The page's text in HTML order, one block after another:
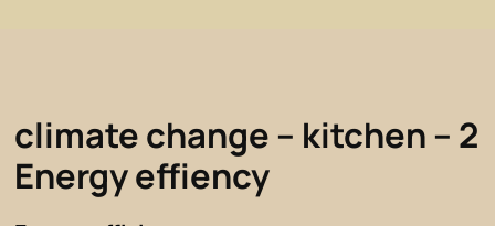
climate change – kitchen – 2
Energy effiency